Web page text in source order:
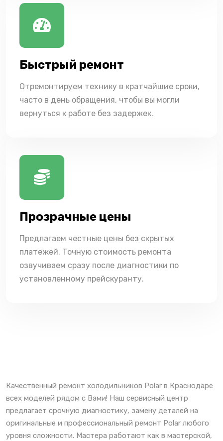
Быстрый ремонт
Отремонтируем технику в кратчайшие сроки,
часто в день обращения, чтобы вы могли
вернуться к работе без задержек.
Прозрачные цены
Предлагаем честные цены без скрытых
платежей. Точную стоимость ремонта
озвучиваем сразу после диагностики по
установленному прейскуранту.
Качественный ремонт холодильников Polar в Краснодаре
всех моделей рядом с Вами! Наш сервисный центр
предлагает срочную диагностику, замену деталей на
оригинальные и профессиональный ремонт Polar любого
уровня сложности. Мастера работают как в мастерской,